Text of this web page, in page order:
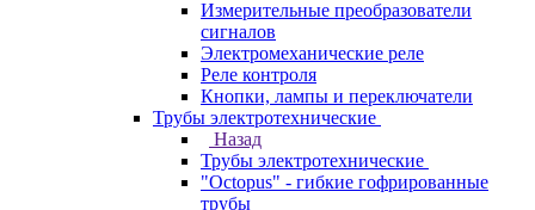
Измерительные преобразователи
сигналов
Электромеханические реле
Реле контроля
Кнопки, лампы и переключатели
Трубы электротехнические
Назад
Трубы электротехнические
"Octopus" - гибкие гофрированные
трубы